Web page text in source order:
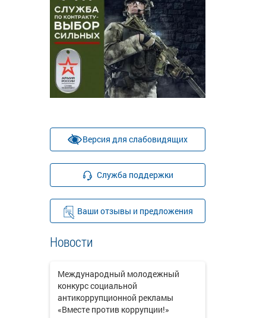
Версия для слабовидящих
Служба поддержки
Ваши отзывы и предложения
Новости
Международный молодежный
конкурс социальной
антикоррупционной рекламы
«Вместе против коррупции!»